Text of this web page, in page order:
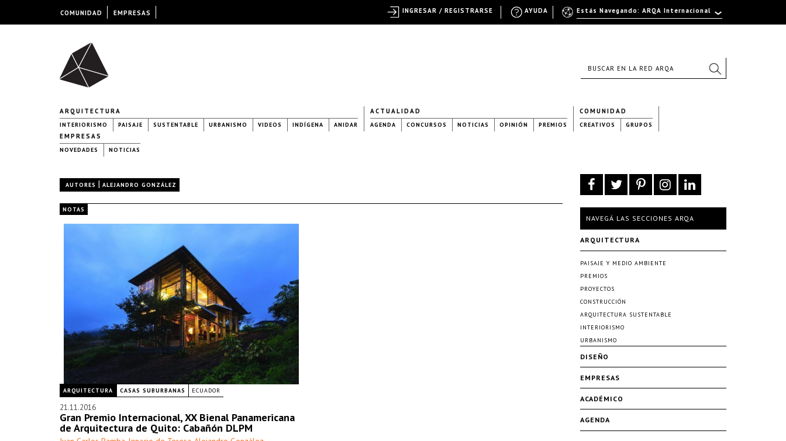
ARQUITECTURA
INTERIORISMO PAISAJE SUSTENTABLE URBANISMO VIDEOS INDÍGENA ANIDAR
ACTUALIDAD
AGENDA CONCURSOS NOTICIAS OPINIÓN PREMIOS
COMUNIDAD
CREATIVOS GRUPOS
EMPRESAS
NOVEDADES NOTICIAS
AUTORES | ALEJANDRO GONZÁLEZ
NOTAS
ARQUITECTURA CASAS SUBURBANAS ECUADOR
21.11.2016
Gran Premio Internacional, XX Bienal Panamericana
de Arquitectura de Quito: Cabañón DLPM
NAVEGÁ LAS SECCIONES ARQA
ARQUITECTURA
PAISAJE Y MEDIO AMBIENTE
PREMIOS
PROYECTOS
CONSTRUCCIÓN
ARQUITECTURA SUSTENTABLE
INTERIORISMO
URBANISMO
DISEÑO
EMPRESAS
ACADÉMICO
AGENDA
COMUNIDAD EMPRESAS Estás Navegando: ARQA Internacional
AYUDA
INGRESAR / REGISTRARSE